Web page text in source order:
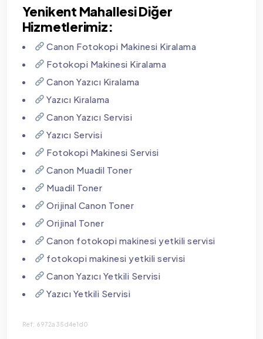
Yenikent Mahallesi Diğer
Hizmetlerimiz:
Canon Fotokopi Makinesi Kiralama
Fotokopi Makinesi Kiralama
Canon Yazıcı Kiralama
Yazıcı Kiralama
Canon Yazıcı Servisi
Yazıcı Servisi
Fotokopi Makinesi Servisi
Canon Muadil Toner
Muadil Toner
Orijinal Canon Toner
Orijinal Toner
Canon fotokopi makinesi yetkili servisi
fotokopi makinesi yetkili servisi
Canon Yazıcı Yetkili Servisi
Yazıcı Yetkili Servisi
Ref: 6972a35d4e1d0